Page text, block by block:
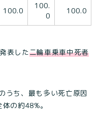
100.0
100.
0
100.0
表した二輪車乗車中死者
うち、最も多い死亡原因
の約48%。